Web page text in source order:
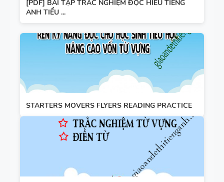
[PDF] BÀI TẬP TRẮC NGHIỆM ĐỌC HIỂU TIẾNG
ANH TIỂU ...
STARTERS MOVERS FLYERS READING PRACTICE